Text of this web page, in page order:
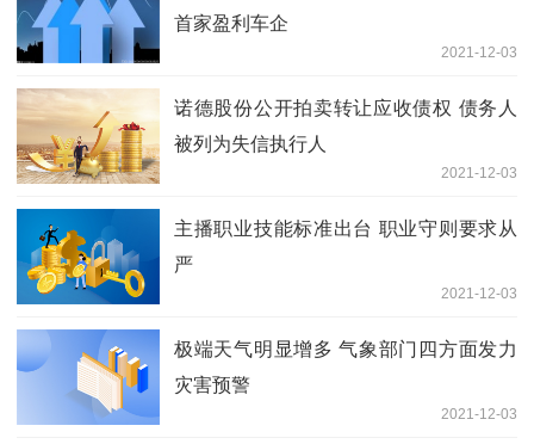
首家盈利车企
2021-12-03
诺德股份公开拍卖转让应收债权 债务人
被列为失信执行人
2021-12-03
主播职业技能标准出台 职业守则要求从
严
2021-12-03
极端天气明显增多 气象部门四方面发力
灾害预警
2021-12-03